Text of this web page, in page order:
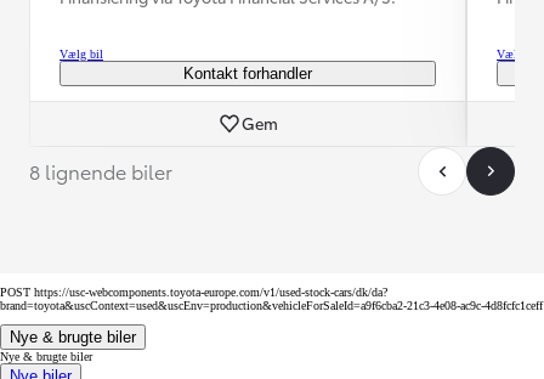
Vælg bil
Kontakt forhandler
Gem
Vælg bil
8 lignende biler
POST https://usc-webcomponents.toyota-europe.com/v1/used-stock-cars/dk/da?
brand=toyota&uscContext=used&uscEnv=production&vehicleForSaleId=a9f6cba2-21c3-4e08-ac9c-4d8fcfc1ceff
Nye & brugte biler
Nye & brugte biler